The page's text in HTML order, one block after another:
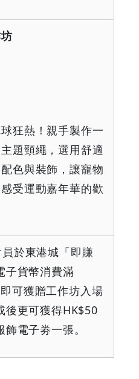
狂熱！親手製作一
題頸繩，選用舒適
色與裝飾，讓寵物
受運動嘉年華的歡
於東港城「即賺
子貨幣消費滿
即可獲贈工作坊入場
後更可獲得HK$50
電子劵一張。